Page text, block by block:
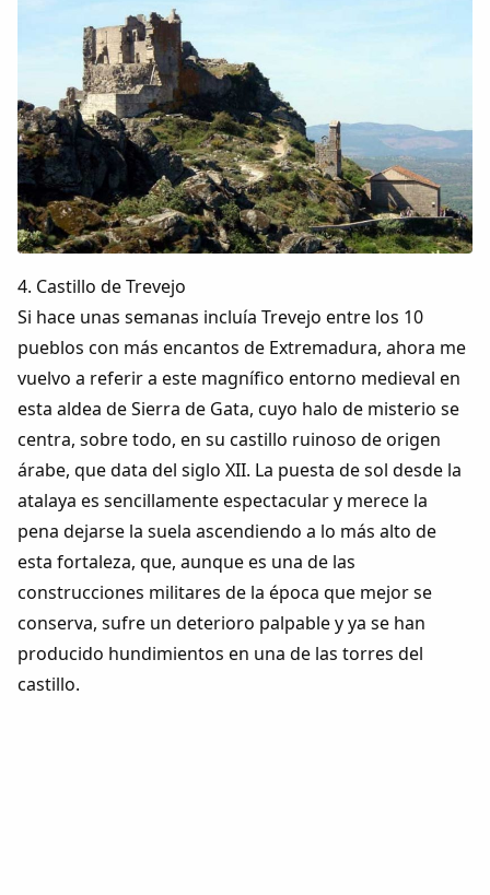
4. Castillo de Trevejo
Si hace unas semanas incluía Trevejo entre los 10
pueblos con más encantos de Extremadura, ahora me
vuelvo a referir a este magnífico entorno medieval en
esta aldea de Sierra de Gata, cuyo halo de misterio se
centra, sobre todo, en su castillo ruinoso de origen
árabe, que data del siglo XII. La puesta de sol desde la
atalaya es sencillamente espectacular y merece la
pena dejarse la suela ascendiendo a lo más alto de
esta fortaleza, que, aunque es una de las
construcciones militares de la época que mejor se
conserva, sufre un deterioro palpable y ya se han
producido hundimientos en una de las torres del
castillo.